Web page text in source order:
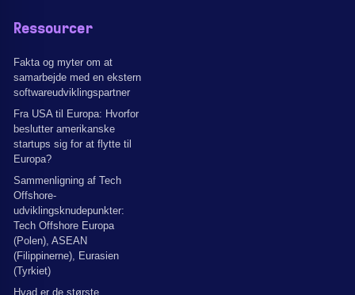
Ressourcer
Fakta og myter om at
samarbejde med en ekstern
softwareudviklingspartner
Fra USA til Europa: Hvorfor
beslutter amerikanske
startups sig for at flytte til
Europa?
Sammenligning af Tech
Offshore-
udviklingsknudepunkter:
Tech Offshore Europa
(Polen), ASEAN
(Filippinerne), Eurasien
(Tyrkiet)
Hvad er de største